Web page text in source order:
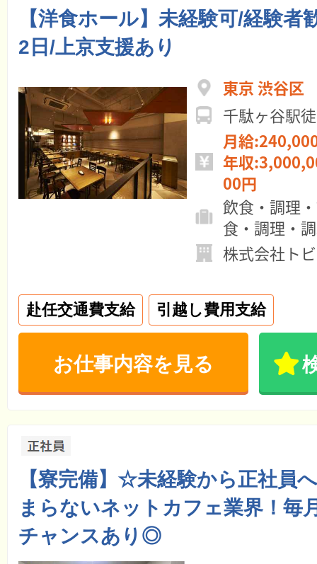
【洋食ホール】未経験可/経験者
2日/上京支援あり
東京 渋谷区
千駄ヶ谷駅
月給
年収
00円
飲食・調理
食・調理・
株式会社ト
赴任交通費支給 引越し費用支給
お仕事内容を見る
【寮完備】☆未経験から正社員
まらないネットカフェ業界！毎
チャンスあり◎